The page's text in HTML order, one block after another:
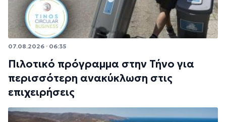
07.08.2026 · 06:35
Πιλοτικό πρόγραμμα στην Τήνο για
περισσότερη ανακύκλωση στις
επιχειρήσεις